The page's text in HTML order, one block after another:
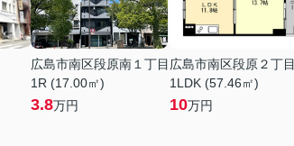
広島市南区段原南１丁目
1R (17.00㎡)
3.8万円
広島市南区段原２丁目
1LDK (57.46㎡)
10万円